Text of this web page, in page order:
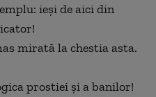
ieși de aici din
mirată la chestia asta.
prostiei și a banilor!